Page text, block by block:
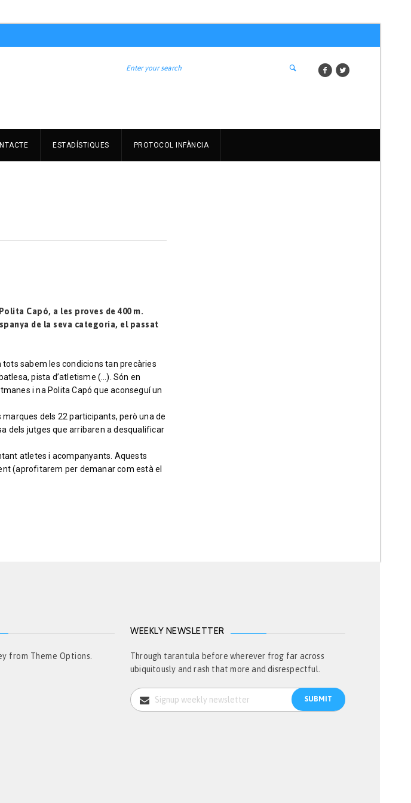
ESTADÍSTIQUES PROTOCOL INFÀNCIA
Capó, a les proves de 400 m.
de la seva categoria, el passat
sabem les condicions tan precàries
pista d’atletisme (…). Són en
i na Polita Capó que aconseguí un
marques dels 22 participants, però una de
dels jutges que arribaren a desqualificar
atletes i acompanyants. Aquests
(aprofitarem per demanar com està el
from Theme Options.
WEEKLY NEWSLETTER
Through tarantula before wherever frog far across
ubiquitously and rash that more and disrespectful.